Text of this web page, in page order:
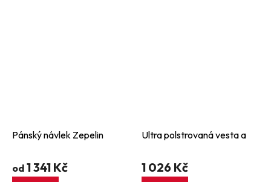
Pánský návlek Zepelin
od 1 341 Kč
Ultra polstrovaná vesta a
1 026 Kč